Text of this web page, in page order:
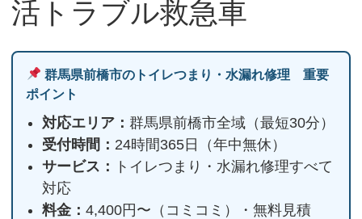
活トラブル救急車
群馬県前橋市のトイレつまり・水漏れ修理 重要
ポイント
対応エリア：群馬県前橋市全域（最短30分）
受付時間： 24時間365日（年中無休）
サービス：
トイレつまり・水漏れ修理すべて
対応
料金：4,400円〜（コミコミ）・無料見積